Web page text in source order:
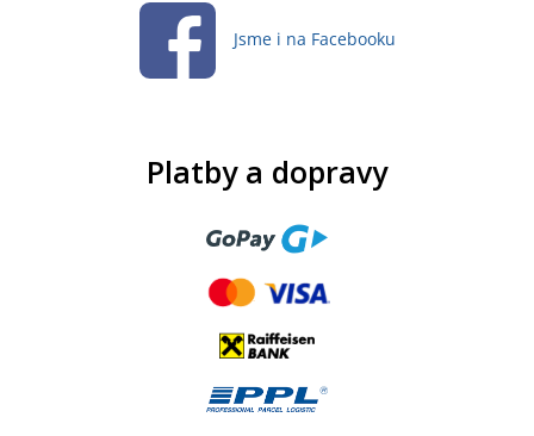
Jsme i na Facebooku
Platby a dopravy